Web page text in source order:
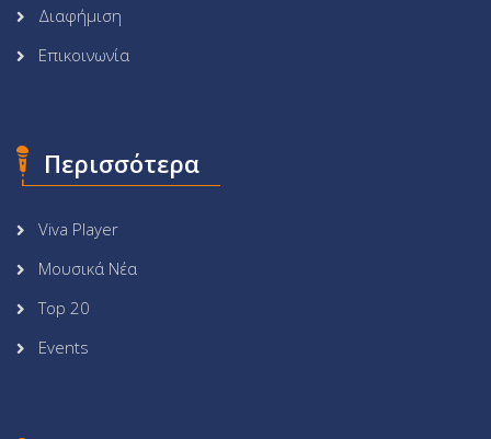
Διαφήμιση
Επικοινωνία
Περισσότερα
Viva Player
Μουσικά Νέα
Top 20
Events